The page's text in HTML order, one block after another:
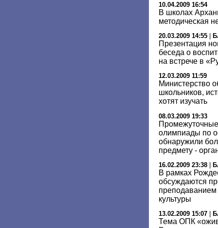
10.04.2009 16:54
В школах
методическая
20.03.2009 14:55
Презентация
беседа о
на встрече в
12.03.2009 11:59
Министерство
школьников,
хотят изучать
08.03.2009 19:33
Промежуточные
олимпиады по
обнаружили
предмету -
16.02.2009 23:38
В рамках
обсуждаются
преподаванием
культуры
13.02.2009 15:07
Тема ОПК